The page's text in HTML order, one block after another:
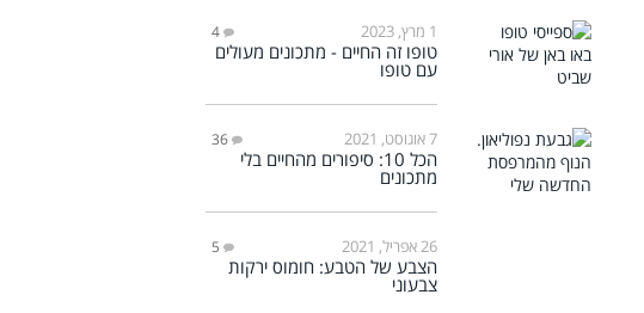
1 מרץ, 2023 4
טופו זה החיים - מתכונים מעולים
עם טופו
7 אוגוסט, 2021 36
הכל 10: סיפורים מהחיים בלי
מתכונים
26 אפריל, 2021 5
הצבע של הטבע: חומוס ירקות
צבעוני